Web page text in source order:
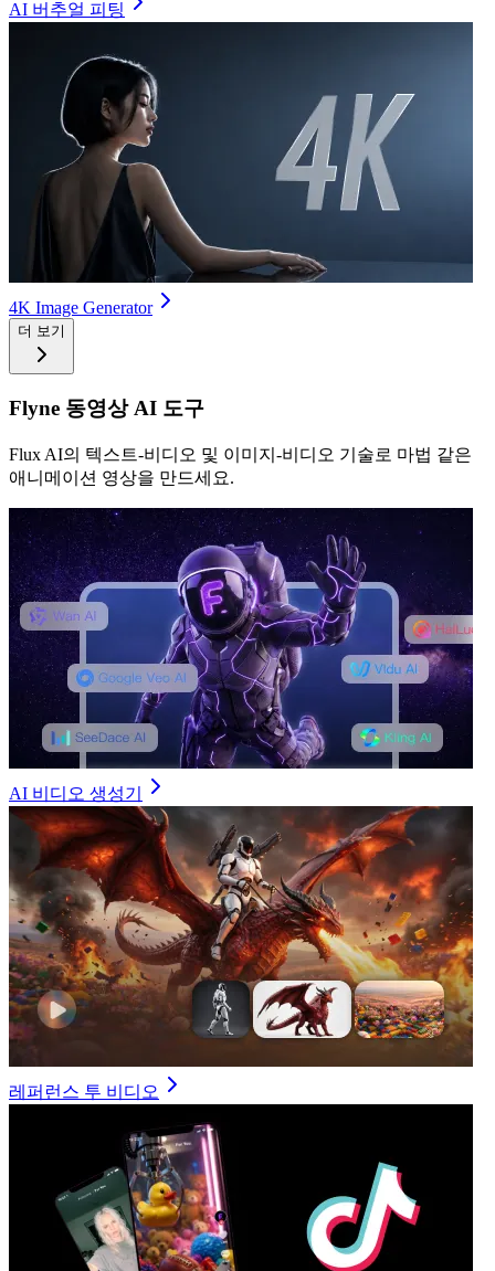
AI 버추얼 피팅
4K Image Generator
더 보기
Flyne 동영상 AI 도구
Flux AI의 텍스트-비디오 및 이미지-비디오 기술로 마법 같은
애니메이션 영상을 만드세요.
AI 비디오 생성기
레퍼런스 투 비디오